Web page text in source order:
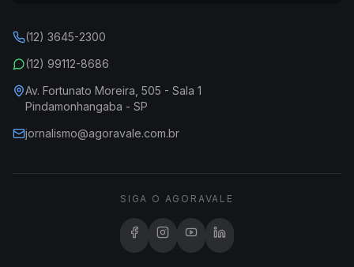
(12) 3645-2300
(12) 99112-8686
Av. Fortunato Moreira, 505 - Sala 1
Pindamonhangaba - SP
jornalismo@agoravale.com.br
SIGA O AGORAVALE